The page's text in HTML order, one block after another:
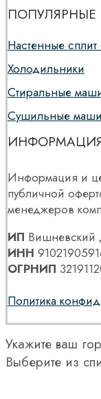
ПОПУЛЯРНЫЕ
Настенные сплит
Холодильники
Стиральные
Сушильные
Информация и
публичной
менеджеров
ИП Вишневский
ИНН
ОГРНИП
Политика
Укажите ваш
Выберите из